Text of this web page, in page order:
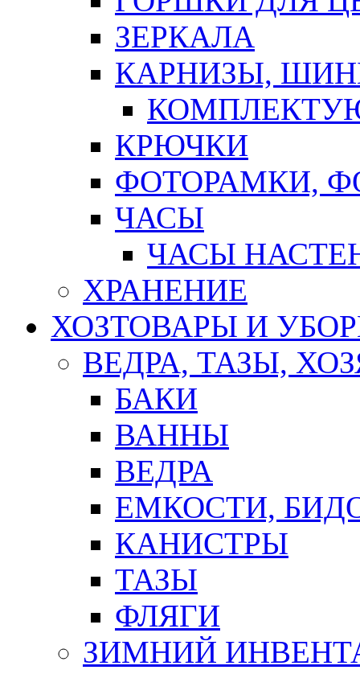
ЗЕРКАЛА
КАРНИЗЫ,
КРЮЧКИ
ФОТОРАМКИ,
ЧАСЫ
ЧАСЫ
ХРАНЕНИЕ
ХОЗТОВАРЫ И
ВЕДРА, ТАЗЫ,
БАКИ
ВАННЫ
ВЕДРА
ЕМКОСТИ,
КАНИСТРЫ
ТАЗЫ
ФЛЯГИ
ЗИМНИЙ